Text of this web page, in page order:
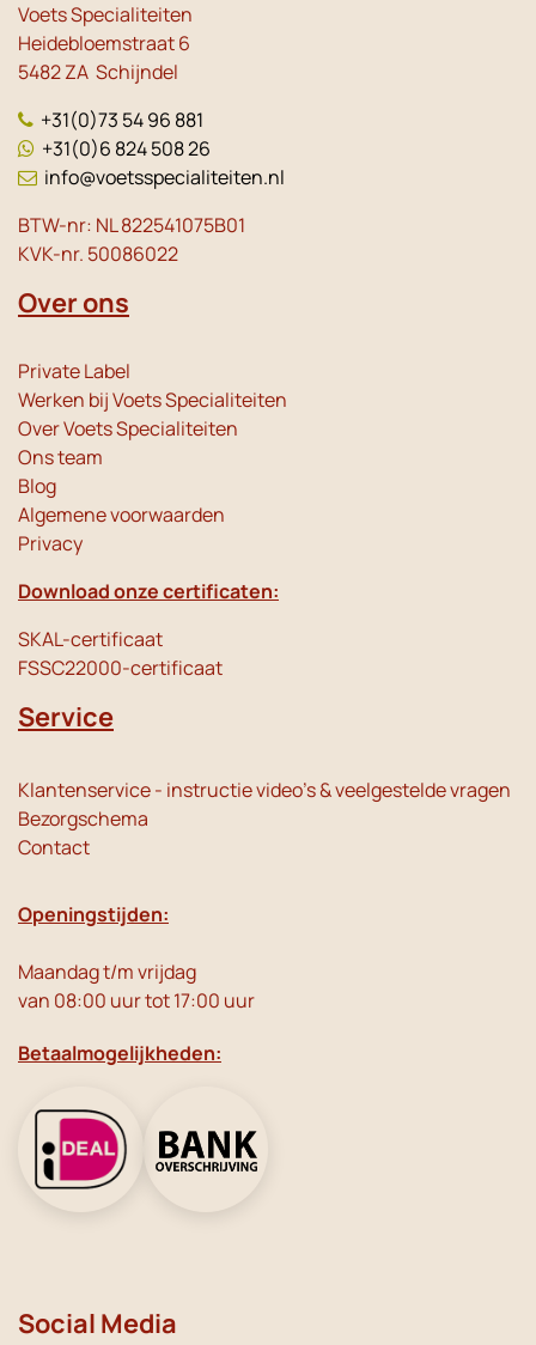
Voets Specialiteiten
Heidebloemstraat 6
5482 ZA Schijndel
+31(0)73 54 96 881
+31(0)6 824 508 26
info@voetsspecialiteiten.nl
BTW-nr: NL 822541075B01
KVK-nr. 50086022
Over ons
Private Label
Werken bij Voets Specialiteiten
Over Voets Specialiteiten
Ons team
Blog
Algemene voorwaarden
Privacy
Download onze certificaten:
SKAL-certificaat
FSSC22000-certificaat
Service
Klantenservice - instructie video's & veelgestelde vragen
Bezorgschema
Contact
Openingstijden:
Maandag t/m vrijdag
van 08:00 uur tot 17:00 uur
Betaalmogelijkheden:
Social Media